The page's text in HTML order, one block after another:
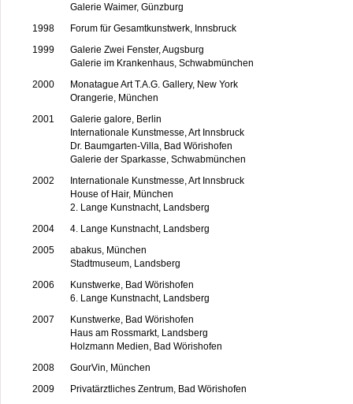
Galerie Waimer, Günzburg
1998
Forum für Gesamtkunstwerk, Innsbruck
1999
Galerie Zwei Fenster, Augsburg
Galerie im Krankenhaus, Schwabmünchen
2000
Monatague Art T.A.G. Gallery, New York
Orangerie, München
2001
Galerie galore, Berlin
Internationale Kunstmesse, Art Innsbruck
Dr. Baumgarten-Villa, Bad Wörishofen
Galerie der Sparkasse, Schwabmünchen
2002
Internationale Kunstmesse, Art Innsbruck
House of Hair, München
2. Lange Kunstnacht, Landsberg
2004
4. Lange Kunstnacht, Landsberg
2005
abakus, München
Stadtmuseum, Landsberg
2006
Kunstwerke, Bad Wörishofen
6. Lange Kunstnacht, Landsberg
2007
Kunstwerke, Bad Wörishofen
Haus am Rossmarkt, Landsberg
Holzmann Medien, Bad Wörishofen
2008
GourVin, München
2009
Privatärztliches Zentrum, Bad Wörishofen